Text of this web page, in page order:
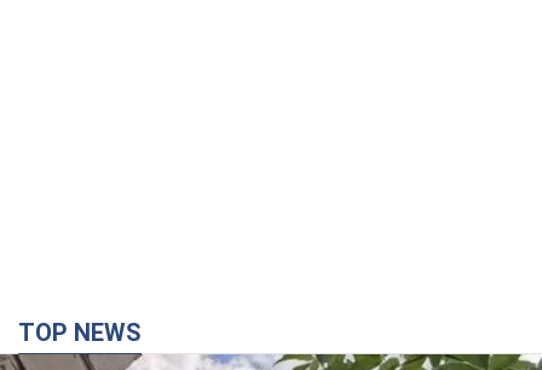
TOP NEWS